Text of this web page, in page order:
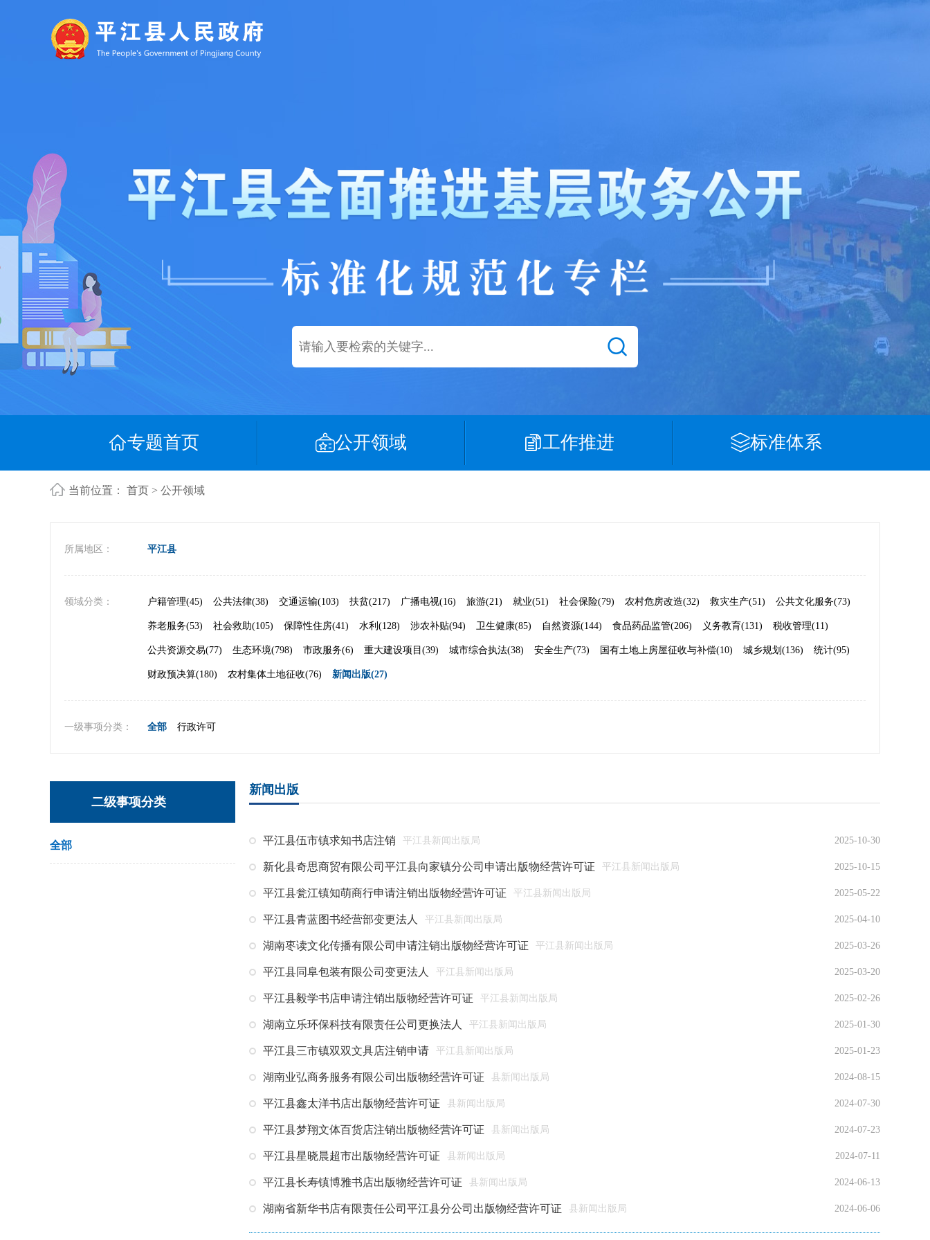
专题首页 公开领域 工作推进 标准体系
当前位置： 首页 > 公开领域
所属地区： 平江县
领域分类： 户籍管理(45) 公共法律(38) 交通运输(103) 扶贫(217) 广播电视(16) 旅游(21) 就业(51) 社会保险(79) 农村危房改造(32) 救灾生产(51) 公共文化服务(73)
养老服务(53) 社会救助(105) 保障性住房(41) 水利(128) 涉农补贴(94) 卫生健康(85) 自然资源(144) 食品药品监管(206) 义务教育(131) 税收管理(11)
公共资源交易(77) 生态环境(798) 市政服务(6) 重大建设项目(39) 城市综合执法(38) 安全生产(73) 国有土地上房屋征收与补偿(10) 城乡规划(136) 统计(95)
财政预决算(180) 农村集体土地征收(76) 新闻出版(27)
一级事项分类： 全部 行政许可
二级事项分类
全部
新闻出版